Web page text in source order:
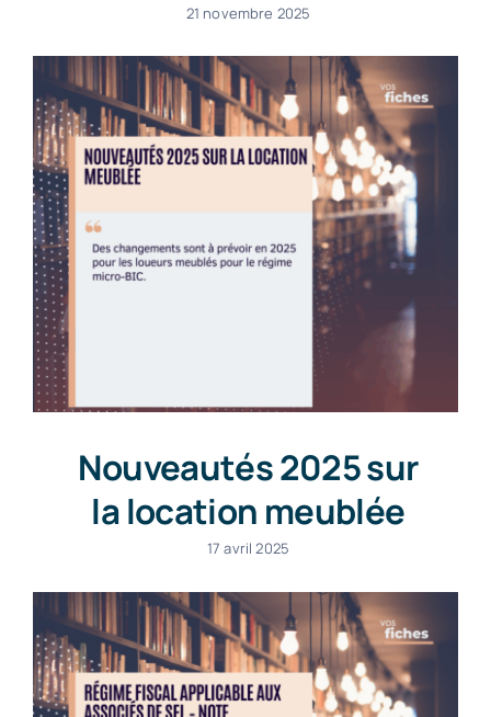
21 novembre 2025
Nouveautés 2025 sur
la location meublée
17 avril 2025